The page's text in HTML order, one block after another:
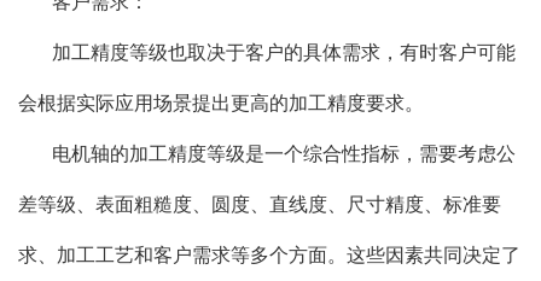
加工精度等级也取决于客户的具体需求，有时客户可能
会根据实际应用场景提出更高的加工精度要求。
电机轴的加工精度等级是一个综合性指标，需要考虑公
差等级、表面粗糙度、圆度、直线度、尺寸精度、标准要
求、加工工艺和客户需求等多个方面。这些因素共同决定了